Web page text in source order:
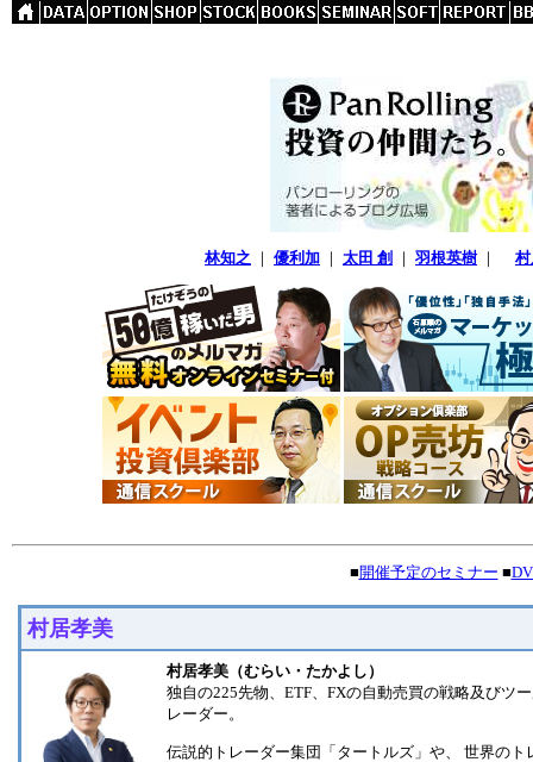
林知之 ｜ 優利加 ｜ 太田 創 ｜ 羽根英樹 ｜
■開催予定のセミナー ■
村居孝美
村居孝美（むらい・たかよし）
独自の225先物、ETF、FXの自動売買の戦略及びツ
レーダー。
伝説的トレーダー集団「タートルズ」や、 世界の